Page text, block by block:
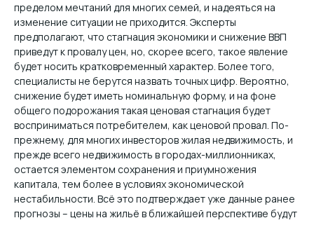
пределом мечтаний для многих семей, и надеяться на
изменение ситуации не приходится. Эксперты
предполагают, что стагнация экономики и снижение ВВП
приведут к провалу цен, но, скорее всего, такое явление
будет носить кратковременный характер. Более того,
специалисты не берутся назвать точных цифр. Вероятно,
снижение будет иметь номинальную форму, и на фоне
общего подорожания такая ценовая стагнация будет
восприниматься потребителем, как ценовой провал. По-
прежнему, для многих инвесторов жилая недвижимость, и
прежде всего недвижимость в городах-миллионниках,
остается элементом сохранения и приумножения
капитала, тем более в условиях экономической
нестабильности. Всё это подтверждает уже данные ранее
прогнозы – цены на жильё в ближайшей перспективе будут